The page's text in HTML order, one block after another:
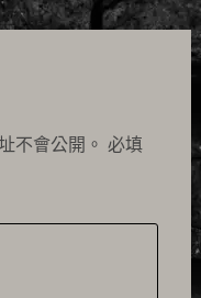
不會公開。 必填